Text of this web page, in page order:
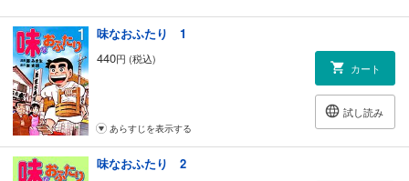
味なおふたり 1
440円 (税込)
カート
試し読み
あらすじを表示する
味なおふたり 2